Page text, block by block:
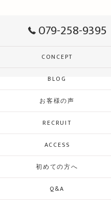
079-258-9395
CONCEPT
BLOG
お客様の声
RECRUIT
ACCESS
初めての方へ
Q&A